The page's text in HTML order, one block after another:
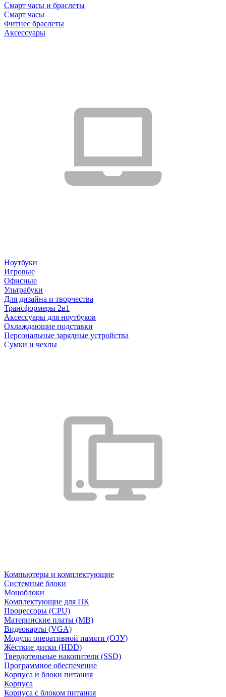
Смарт часы и браслеты
Смарт часы
Фитнес браслеты
Аксессуары
Ноутбуки
Игровые
Офисные
Ультрабуки
Для дизайна и творчества
Трансформеры 2в1
Аксессуары для ноутбуков
Охлаждающие подставки
Персональные зарядные устройства
Сумки и чехлы
Компьютеры и комплектующие
Системные блоки
Моноблоки
Комплектующие для ПК
Процессоры (CPU)
Материнские платы (MB)
Видеокарты (VGA)
Модули оперативной памяти (ОЗУ)
Жёсткие диски (HDD)
Твердотельные накопители (SSD)
Программное обеспечение
Корпуса и блоки питания
Корпуса
Корпуса с блоком питания